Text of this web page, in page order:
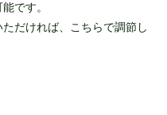
です。
だければ、こちらで調節し